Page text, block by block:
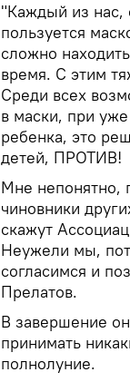
"Каждый из нас,
пользуется
сложно
время. С этим
Среди всех
в маски, при
ребенка, это
детей, ПРОТИВ!
Мне непонятно,
чиновники
скажут
Неужели мы,
согласимся и
Прелатов.
В завершение
принимать
полнолуние.